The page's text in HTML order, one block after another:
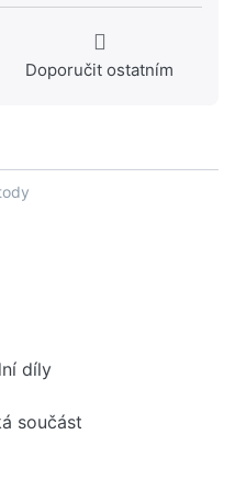
Doporučit ostatním
díly
součást